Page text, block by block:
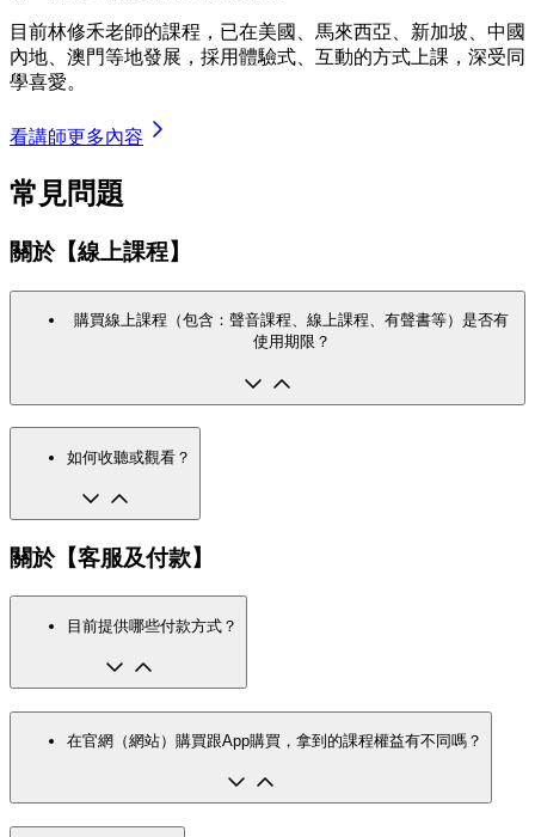
目前林修禾老師的課程，已在美國、馬來西亞、新加坡、中國
內地、澳門等地發展，採用體驗式、互動的方式上課，深受同
學喜愛。
看講師更多內容
常見問題
關於【線上課程】
購買線上課程（包含：聲音課程、線上課程、有聲書等）是否有
使用期限？
如何收聽或觀看？
關於【客服及付款】
目前提供哪些付款方式？
在官網（網站）購買跟App購買，拿到的課程權益有不同嗎？